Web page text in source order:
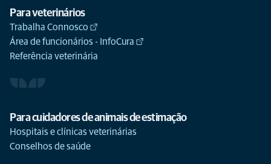
Para veterinários
Trabalha Connosco
Área de funcionários - InfoCura
Referência veterinária
Para cuidadores de animais de estimação
Hospitais e clínicas veterinárias
Conselhos de saúde